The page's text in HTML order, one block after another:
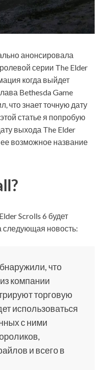
анонсировала
серии The Elder
когда выйдет
Bethesda Game
что знает точную дату
статье я попробую
выхода The Elder
возможное название
Scrolls 6 будет
следующая новость:
что
компании
торговую
использоваться
с ними
и всего в